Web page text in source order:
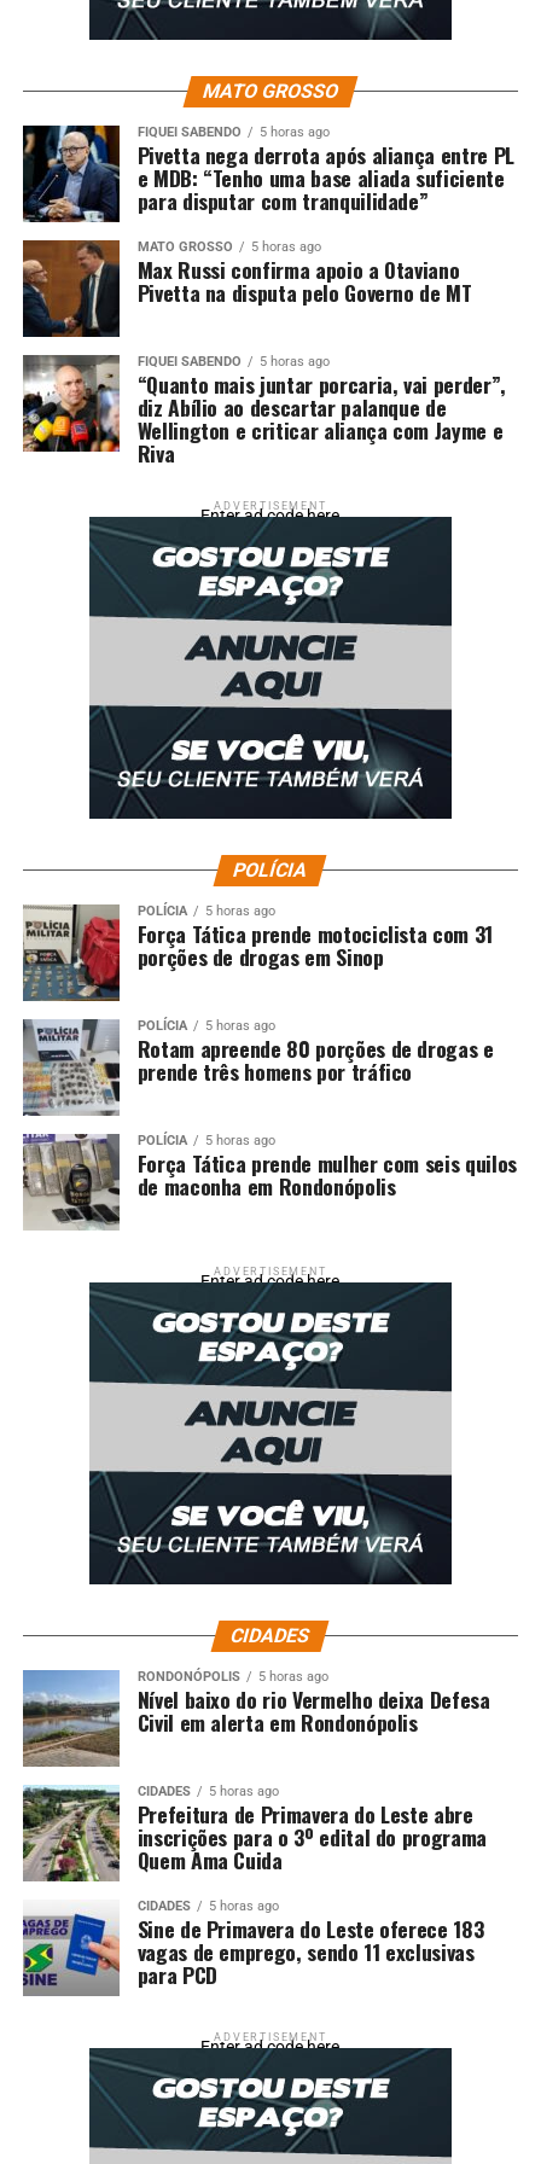
Ação da Prefeitura de Cuiabá e Energisa retira mais de
MATO GROSSO
FIQUEI SABENDO 5 horas ago
Pivetta nega derrota após aliança entre PL
e MDB: “Tenho uma base aliada suficiente
para disputar com tranquilidade”
MATO GROSSO 5 horas ago
Max Russi confirma apoio a Otaviano
Pivetta na disputa pelo Governo de MT
FIQUEI SABENDO 5 horas ago
“Quanto mais juntar porcaria, vai perder”,
diz Abílio ao descartar palanque de
Wellington e criticar aliança com Jayme e
Riva
ADVERTISEMENT
Enter ad code here
POLÍCIA
POLÍCIA 5 horas ago
Força Tática prende motociclista com 31
porções de drogas em Sinop
POLÍCIA 5 horas ago
Rotam apreende 80 porções de drogas e
prende três homens por tráfico
POLÍCIA 5 horas ago
Força Tática prende mulher com seis quilos
de maconha em Rondonópolis
ADVERTISEMENT
Enter ad code here
CIDADES
RONDONÓPOLIS 5 horas ago
Nível baixo do rio Vermelho deixa Defesa
Civil em alerta em Rondonópolis
CIDADES 5 horas ago
Prefeitura de Primavera do Leste abre
inscrições para o 3º edital do programa
Quem Ama Cuida
CIDADES 5 horas ago
Sine de Primavera do Leste oferece 183
vagas de emprego, sendo 11 exclusivas
para PCD
ADVERTISEMENT
Enter ad code here